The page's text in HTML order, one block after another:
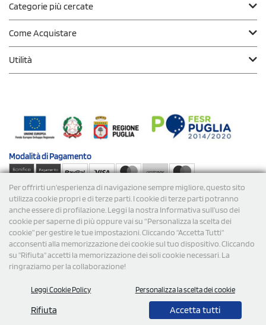
Per offrirti un'esperienza di navigazione sempre migliore, questo sito
utilizza cookie propri e di terze parti. I cookie di terze parti potranno
anche essere di profilazione. Leggi la nostra Informativa sull’uso dei
cookie per saperne di più oppure vai su “Personalizza la scelta dei
cookie” per gestire le tue impostazioni. Cliccando "Accetta Tutti"
acconsenti alla memorizzazione dei cookie sul tuo dispositivo. Cliccando
su "Rifiuta" accetti la memorizzazione dei soli cookie necessari. La
ringraziamo per la collaborazione!
Leggi Cookie Policy Personalizza la scelta dei cookie
Rifiuta Accetta tutti
0,00
Categorie più cercate
Come Acquistare
Utilità
Modalità diPagamento
Spedizioni
P.Iva/C.F. 09734470967 - N° Rea MI-2110632